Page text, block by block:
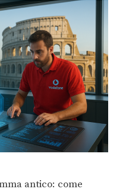
antico: come